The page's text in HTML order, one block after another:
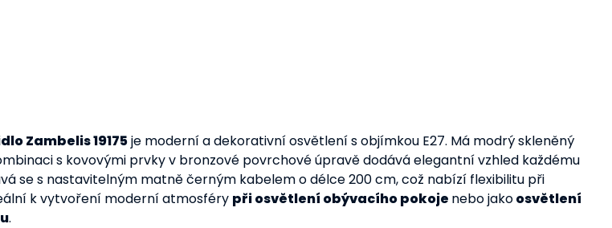
Zambelis 19175je moderní a dekorativní osvětlení s objímkou ​​E27. Má modrý skleněný
s kovovými prvky v bronzové povrchové úpravě dodává elegantní vzhled každému
se s nastavitelným matně černým kabelem o délce 200 cm, což nabízí flexibilitu při
k vytvoření moderní atmosféry při osvětlení obývacího pokoje nebo jakoosvětlení
.